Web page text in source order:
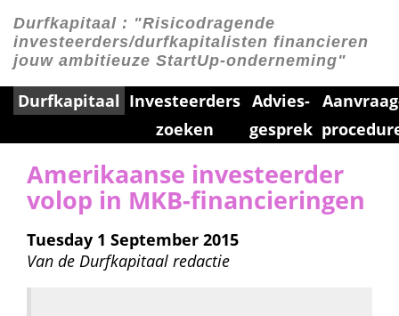
Durfkapitaal : "Risicodragende
investeerders/durfkapitalisten financieren
jouw ambitieuze StartUp-onderneming"
Durfkapitaal Investeerders
zoeken
Advies­
gesprek
Amerikaanse investeerder
volop in MKB-financieringen
Tuesday 1 September 2015
Van de Durfkapitaal redactie